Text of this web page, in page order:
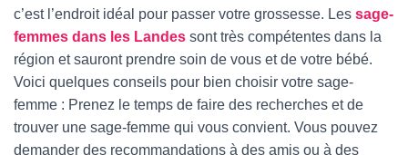
c’est l’endroit idéal pour passer votre grossesse. Les sage-
femmes dans les Landes sont très compétentes dans la
région et sauront prendre soin de vous et de votre bébé.
Voici quelques conseils pour bien choisir votre sage-
femme : Prenez le temps de faire des recherches et de
trouver une sage-femme qui vous convient. Vous pouvez
demander des recommandations à des amis ou à des